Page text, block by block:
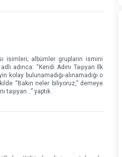
isimleri; albümler grupların ismini
adınca: “Kendi Adını Taşıyan İlk
bulunamadığı-alınamadığı o
“Bakın neler biliyoruz,” demeye
taşıyan…” yaptık.